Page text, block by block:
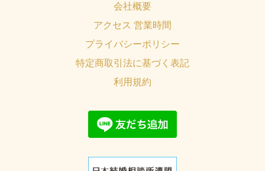
会社概要
アクセス 営業時間
プライバシーポリシー
特定商取引法に基づく表記
利用規約